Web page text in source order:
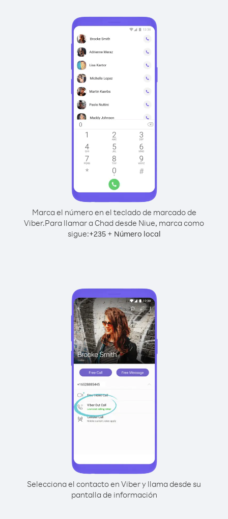
Marca el número en el teclado de marcado de
Viber.Para llamar a Chad desde Niue, marca como
sigue:+235+ Número local
Selecciona el contacto en Viber y llama desde su
pantalla de información